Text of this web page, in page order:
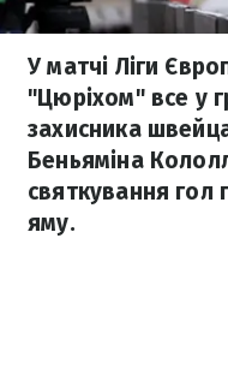
У матчі Ліги
"Цюріхом" все у
захисника
Беньяміна
святкування гол
яму.